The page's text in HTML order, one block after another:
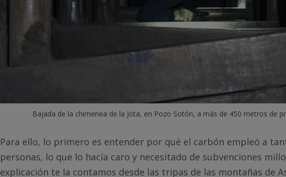
Bajada de la chimenea de la Jota, en Pozo Sotón, a más de 450 metros de
Para ello, lo primero es entender por qué el carbón empleó a
personas, lo que lo hacía caro y necesitado de subvenciones
explicación te la contamos desde las tripas de las montañas de